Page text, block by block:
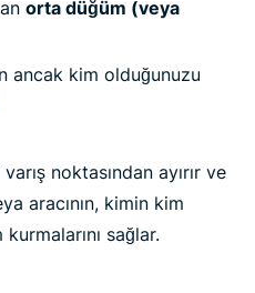
orta düğüm (veya
ancak kim olduğunuzu
noktasından ayırır ve
aracının, kimin kim
sağlar.